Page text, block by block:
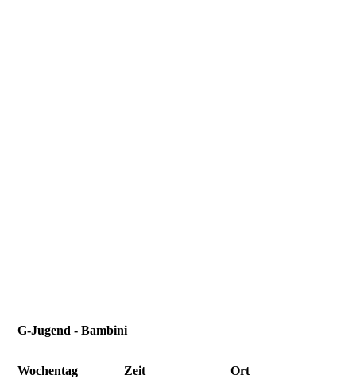
G-Jugend - Bambini
Wochentag Zeit
Ort